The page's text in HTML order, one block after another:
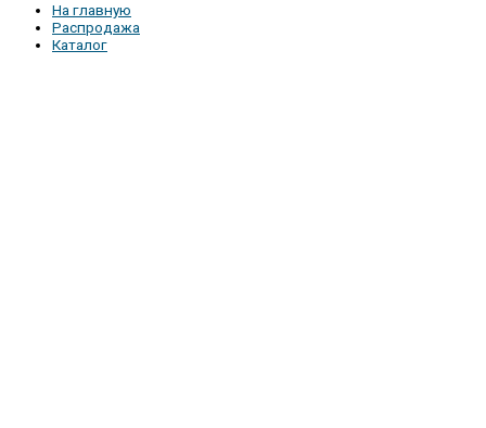
На главную
Распродажа
Каталог